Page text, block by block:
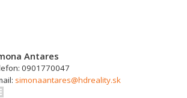
Antares
0901770047
simonaantares@hdreality.sk